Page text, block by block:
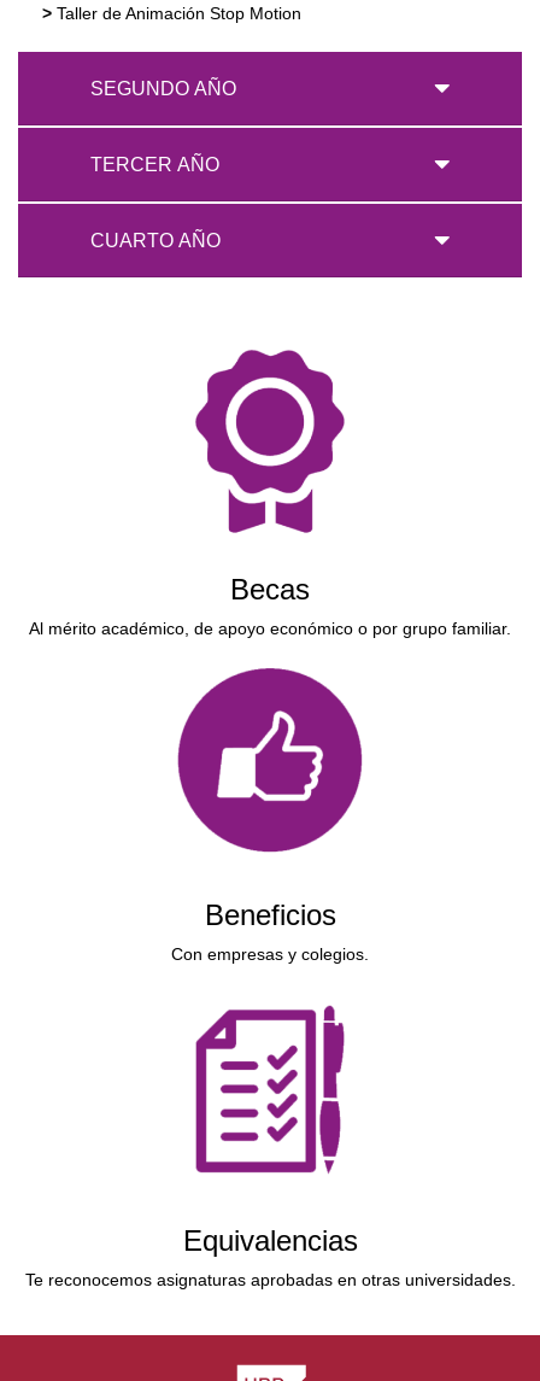
> Taller de Animación Stop Motion
SEGUNDO AÑO
TERCER AÑO
CUARTO AÑO
Becas
Al mérito académico, de apoyo económico o por grupo familiar.
Beneficios
Con empresas y colegios.
Equivalencias
Te reconocemos asignaturas aprobadas en otras universidades.